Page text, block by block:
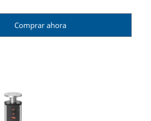
Comprar ahora